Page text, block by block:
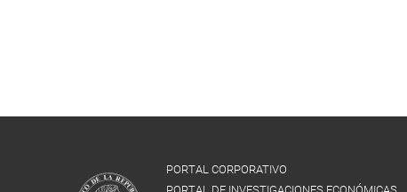
PORTAL CORPORATIVO